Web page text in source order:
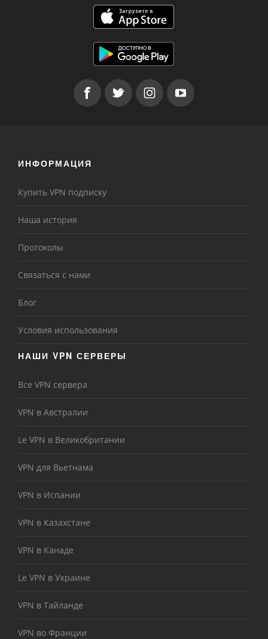
ИНФОРМАЦИЯ
Купить VPN подписку
Наша история
Протоколы
Связаться с нами
Блог
Условия использования
НАШИ VPN СЕРВЕРЫ
Все VPN сервера
VPN в Австралии
Le VPN в Великобритании
VPN для Вьетнама
VPN в Испании
VPN в Казахстане
VPN в Канаде
Le VPN в Украине
VPN в Тайланде
VPN во Франции